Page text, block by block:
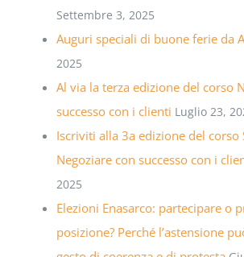
Settembre 3, 2025
Auguri speciali di buone ferie da
2025
Al via la terza edizione del corso
successo con i clienti Luglio 23,
Iscriviti alla 3a edizione del corso
Negoziare con successo con i
2025
Elezioni Enasarco: partecipare o
posizione? Perché l’astensione